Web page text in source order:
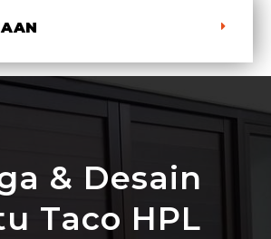
& Desain
Taco HPL